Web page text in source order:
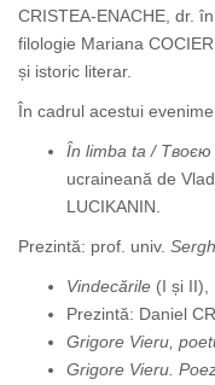
CRISTEA-ENACHE, dr.
filologie Mariana
și istoric literar.
În cadrul acestui
În limba ta /
ucraineană de
LUCIKANIN.
Prezintă: prof. univ.
Vindecările (I și II),
Prezintă: Daniel
Grigore Vieru,
Grigore Vieru.